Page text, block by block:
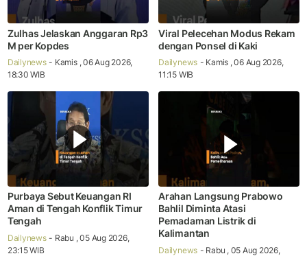
Zulhas Jelaskan Anggaran Rp3
M per Kopdes
Dailynews - Kamis , 06 Aug 2026,
18:30 WIB
Viral Pelecehan Modus Rekam
dengan Ponsel di Kaki
Dailynews - Kamis , 06 Aug 2026,
11:15 WIB
Purbaya Sebut Keuangan RI
Aman di Tengah Konflik Timur
Tengah
Dailynews - Rabu , 05 Aug 2026,
23:15 WIB
Arahan Langsung Prabowo
Bahlil Diminta Atasi
Pemadaman Listrik di
Kalimantan
Dailynews - Rabu , 05 Aug 2026,